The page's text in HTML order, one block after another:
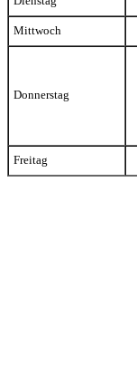
Mittwoch
Donnerstag
Freitag